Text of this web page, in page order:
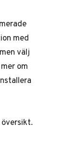
med
välj
om